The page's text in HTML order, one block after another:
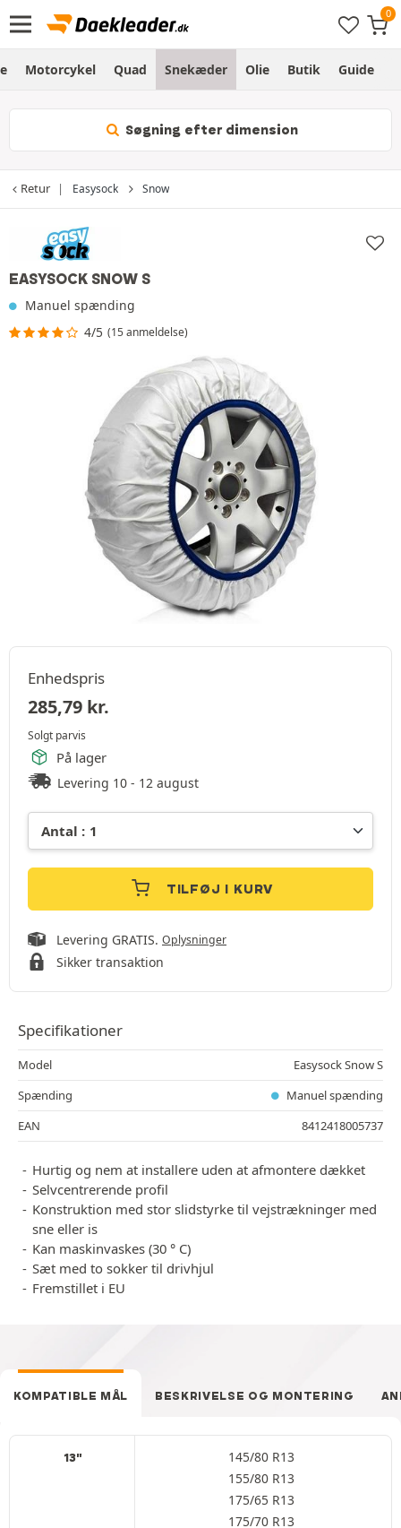
Motorcykel Quad Snekæder Olie Butik Guide
Søgning efter dimension
Retur Easysock Snow
EASYSOCK SNOW S
Manuel spænding
4/5 (15 anmeldelse)
Enhedspris
285,79 kr.
Solgt parvis
På lager
Levering 10 - 12 august
TILFØJ I KURV
Levering GRATIS. Oplysninger
Sikker transaktion
Specifikationer
Model
Easysock Snow S
Spænding
Manuel spænding
EAN
8412418005737
Hurtig og nem at installere uden at afmontere dækket
Selvcentrerende profil
Konstruktion med stor slidstyrke til vejstrækninger med
sne eller is
Kan maskinvaskes (30 ° C)
Sæt med to sokker til drivhjul
Fremstillet i EU
KOMPATIBLE MÅL BESKRIVELSE OG MONTERING
13"
145/80 R13
155/80 R13
175/65 R13
175/70 R13